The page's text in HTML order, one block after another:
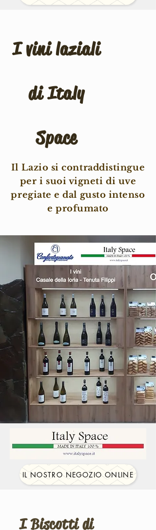
I vini laziali
di Italy
Space
Il Lazio si contraddistingue
per i suoi vigneti di uve
pregiate e dal gusto intenso
e profumato
IL NOSTRO NEGOZIO ONLINE
I Biscotti di